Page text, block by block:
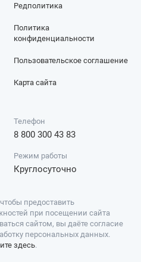
Редполитика
Политика
конфиденциальности
Пользовательское соглашение
Карта сайта
Телефон
8 800 300 43 83
Режим работы
Круглосуточно
предоставить
при посещении сайта
сайтом, вы даёте согласие
персональных данных.
здесь.